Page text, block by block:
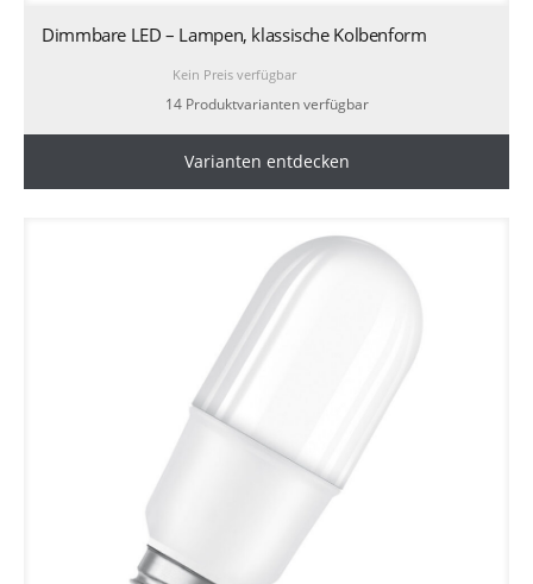
Dimmbare LED – Lampen, klassische Kolbenform
Kein Preis verfügbar
14 Produktvarianten verfügbar
Varianten entdecken